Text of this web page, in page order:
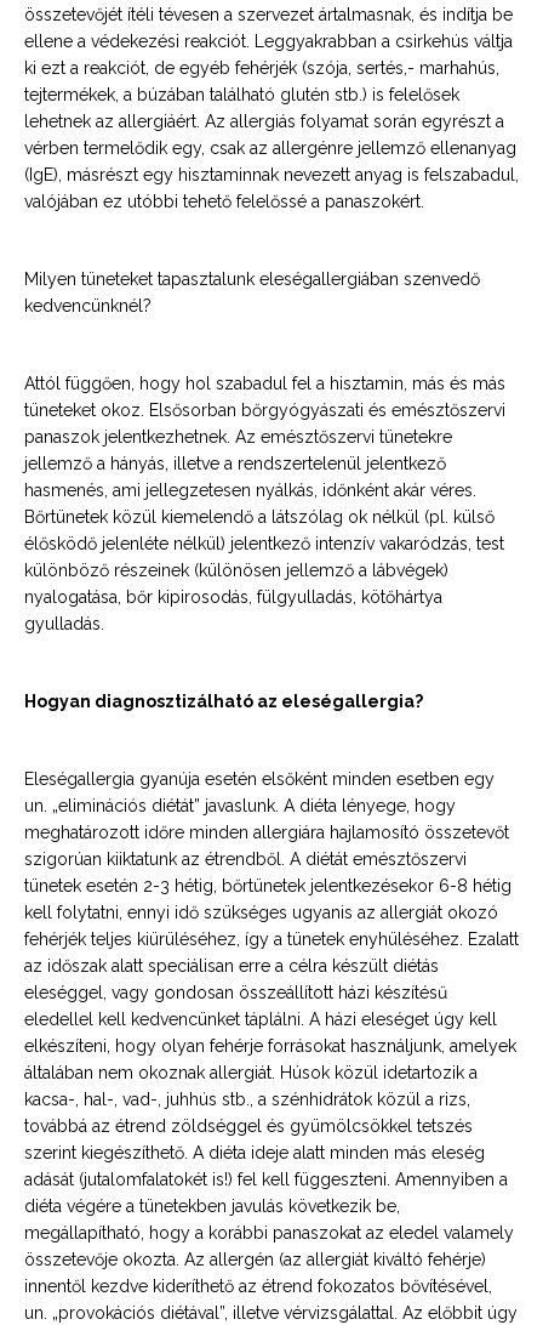
összetevőjét ítéli tévesen a szervezet ártalmasnak, és indítja be
ellene a védekezési reakciót. Leggyakrabban a csirkehús váltja
ki ezt a reakciót, de egyéb fehérjék (szója, sertés,- marhahús,
tejtermékek, a búzában található glutén stb.) is felelősek
lehetnek az allergiáért. Az allergiás folyamat során egyrészt a
vérben termelődik egy, csak az allergénre jellemző ellenanyag
(IgE), másrészt egy hisztaminnak nevezett anyag is felszabadul,
valójában ez utóbbi tehető felelőssé a panaszokért.
Milyen tüneteket tapasztalunk eleségallergiában szenvedő
kedvencünknél?
Attól függően, hogy hol szabadul fel a hisztamin, más és más
tüneteket okoz. Elsősorban bőrgyógyászati és emésztőszervi
panaszok jelentkezhetnek. Az emésztőszervi tünetekre
jellemző a hányás, illetve a rendszertelenül jelentkező
hasmenés, ami jellegzetesen nyálkás, időnként akár véres.
Bőrtünetek közül kiemelendő a látszólag ok nélkül (pl. külső
élősködő jelenléte nélkül) jelentkező intenzív vakaródzás, test
különböző részeinek (különösen jellemző a lábvégek)
nyalogatása, bőr kipirosodás, fülgyulladás, kötőhártya
gyulladás.
Hogyan diagnosztizálható az eleségallergia?
Eleségallergia gyanúja esetén elsőként minden esetben egy
un. „eliminációs diétát” javaslunk. A diéta lényege, hogy
meghatározott időre minden allergiára hajlamosító összetevőt
szigorúan kiiktatunk az étrendből. A diétát emésztőszervi
tünetek esetén 2-3 hétig, bőrtünetek jelentkezésekor 6-8 hétig
kell folytatni, ennyi idő szükséges ugyanis az allergiát okozó
fehérjék teljes kiürüléséhez, így a tünetek enyhüléséhez. Ezalatt
az időszak alatt speciálisan erre a célra készült diétás
eleséggel, vagy gondosan összeállított házi készítésű
eledellel kell kedvencünket táplálni. A házi eleséget úgy kell
elkészíteni, hogy olyan fehérje forrásokat használjunk, amelyek
általában nem okoznak allergiát. Húsok közül idetartozik a
kacsa-, hal-, vad-, juhhús stb., a szénhidrátok közül a rizs,
továbbá az étrend zöldséggel és gyümölcsökkel tetszés
szerint kiegészíthető. A diéta ideje alatt minden más eleség
adását (jutalomfalatokét is!) fel kell függeszteni. Amennyiben a
diéta végére a tünetekben javulás következik be,
megállapítható, hogy a korábbi panaszokat az eledel valamely
összetevője okozta. Az allergén (az allergiát kiváltó fehérje)
innentől kezdve kideríthető az étrend fokozatos bővítésével,
un. „provokációs diétával”, illetve vérvizsgálattal. Az előbbit úgy